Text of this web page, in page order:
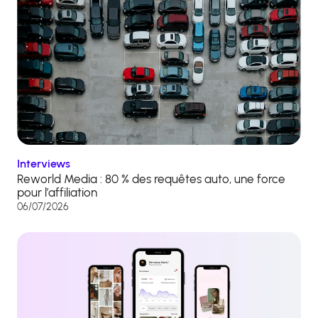
Interviews
Reworld Media : 80 % des requêtes auto, une force
pour l’affiliation
06/07/2026